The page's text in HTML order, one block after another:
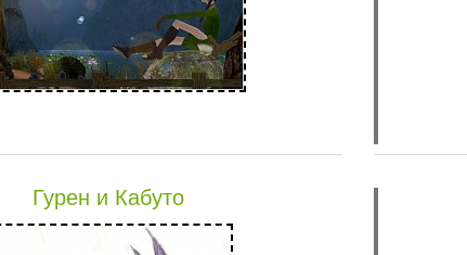
Гурен и Кабуто